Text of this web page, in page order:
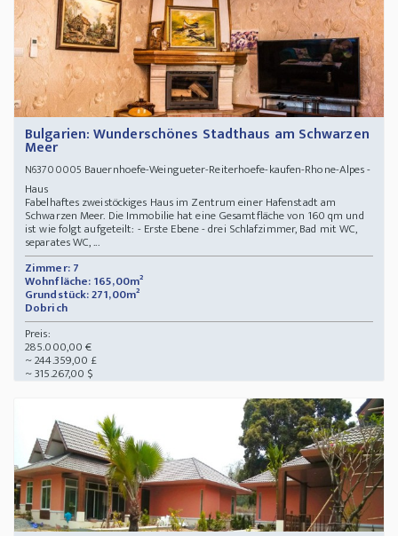
Bulgarien: Wunderschönes Stadthaus am Schwarzen
Meer
N63700005 Bauernhoefe-Weingueter-Reiterhoefe-kaufen-Rhone-Alpes -
Haus
Fabelhaftes zweistöckiges Haus im Zentrum einer Hafenstadt am
Schwarzen Meer. Die Immobilie hat eine Gesamtfläche von 160 qm und
ist wie folgt aufgeteilt: - Erste Ebene - drei Schlafzimmer, Bad mit WC,
separates WC, ...
Zimmer: 7
Wohnfläche: 165,00m²
Grundstück: 271,00m²
Dobrich
Preis:
285.000,00 €
~ 244.359,00 £
~ 315.267,00 $